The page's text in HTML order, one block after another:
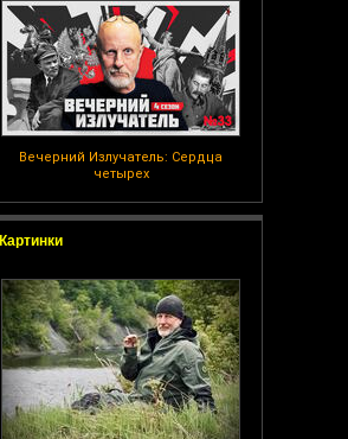
Вечерний Излучатель: Сердца
четырех
Картинки